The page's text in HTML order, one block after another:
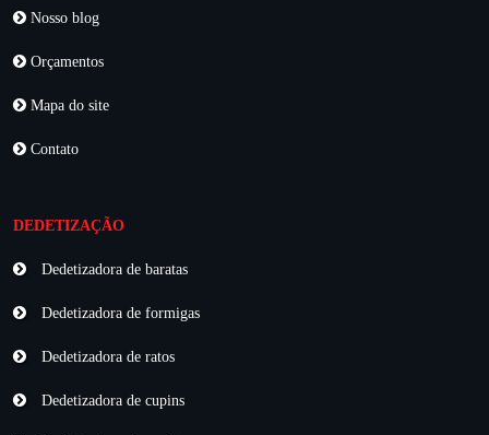
Nosso blog
Orçamentos
Mapa do site
Contato
DEDETIZAÇÃO
Dedetizadora de baratas
Dedetizadora de formigas
Dedetizadora de ratos
Dedetizadora de cupins